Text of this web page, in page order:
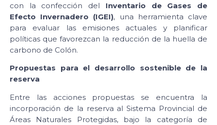
con la confección del Inventario de Gases de
Efecto Invernadero (IGEI), una herramienta clave
para evaluar las emisiones actuales y planificar
políticas que favorezcan la reducción de la huella de
carbono de Colón.
Propuestas para el desarrollo sostenible de la
reserva
Entre las acciones propuestas se encuentra la
incorporación de la reserva al Sistema Provincial de
Áreas Naturales Protegidas, bajo la categoría de